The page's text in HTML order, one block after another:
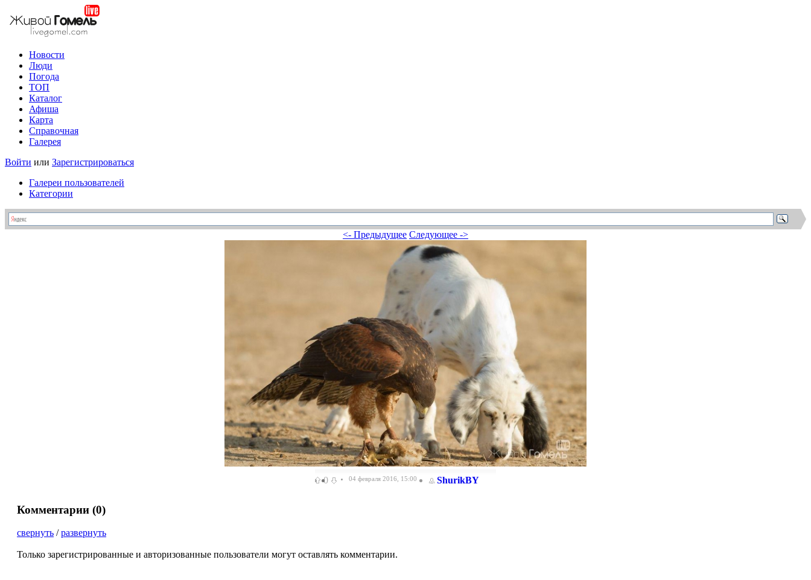
Новости
Люди
Погода
ТОП
Каталог
Афиша
Карта
Справочная
Галерея
Войти или Зарегистрироваться
Галереи пользователей
Категории
<- Предыдущее Следующее ->
0 04 февраля 2016, 15:00 ShurikBY
Комментарии (0)
свернуть /развернуть
Только зарегистрированные и авторизованные пользователи могут оставлять комментарии.